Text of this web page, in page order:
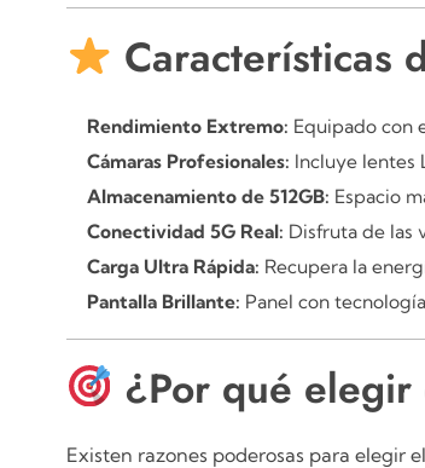
Características
Rendimiento Extremo: Equipado con
Cámaras Profesionales: Incluye lentes
Almacenamiento de 512GB: Espacio
Conectividad 5G Real: Disfruta de las
Carga Ultra Rápida: Recupera la
Pantalla Brillante: Panel con
¿Por qué
Existen razones poderosas para elegir el